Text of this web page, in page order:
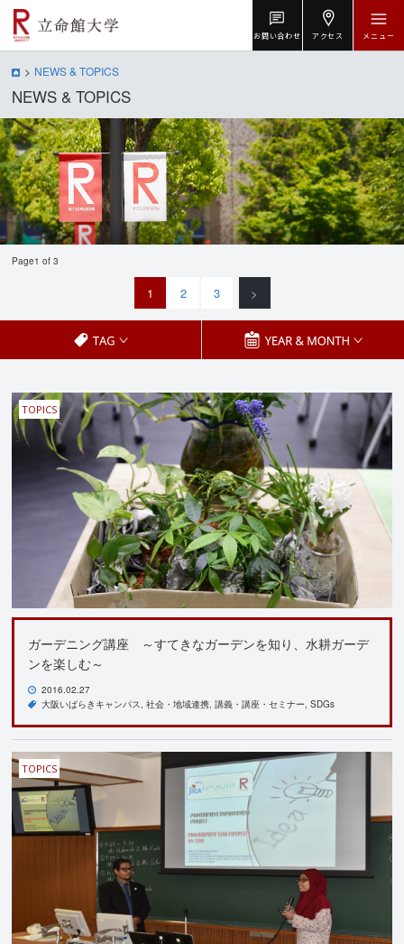
お問い合わせ アクセス メニュー
NEWS & TOPICS
NEWS & TOPICS
Page1 of 3
1 2 3 >
TOPICS
ガーデニング講座 ～すてきなガーデンを知り、水耕ガーデ
ンを楽しむ～
2016.02.27
大阪いばらきキャンパス 社会・地域連携 講義・講座・セミナー SDGs
TOPICS